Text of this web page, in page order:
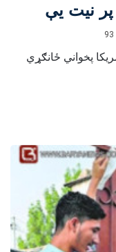
پر نیت یې
93
پخواني ځانګړي